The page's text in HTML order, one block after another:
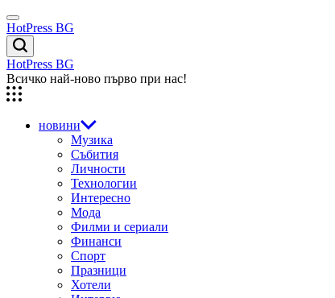
Skip
to
content
Menu
HotPress BG
Търсене
HotPress BG
Всичко най-ново първо при нас!
новини
Музика
Събития
Личности
Технологии
Интересно
Мода
Филми и сериали
Финанси
Спорт
Празници
Хотели